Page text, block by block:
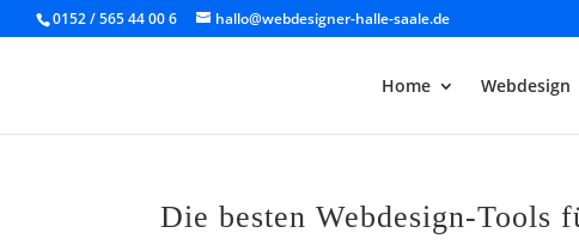
0152 / 565 44 00 6 hallo@webdesigner-halle-saale.de
Home Webdesign
Die besten Webdesign-Tools